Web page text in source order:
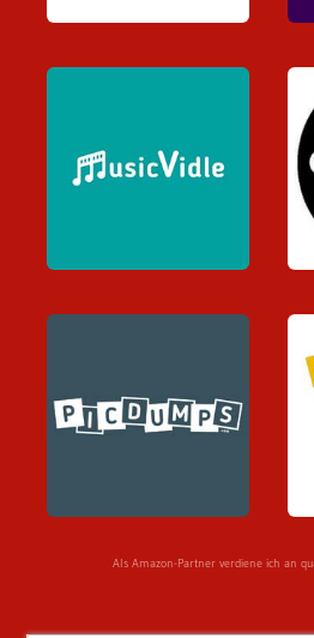
Als Amazon-Partner verdiene ich an